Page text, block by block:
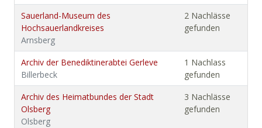
Sauerland-Museum des
Hochsauerlandkreises
Arnsberg
2 Nachlässe
gefunden
Archiv der Benediktinerabtei Gerleve
Billerbeck
1 Nachlass
gefunden
Archiv des Heimatbundes der Stadt
Olsberg
Olsberg
3 Nachlässe
gefunden